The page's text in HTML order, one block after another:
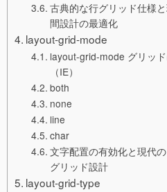
古典的な行グリッド仕様
間設計の最適化
layout-grid-mode
layout-grid-mode グリッ
（IE）
both
none
line
char
文字配置の有効化と現代
グリッド設計
layout-grid-type